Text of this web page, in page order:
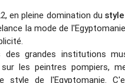
en pleine domination du
la mode de
des grandes institutions
les peintres pompiers,
style de l'Egyptomanie.